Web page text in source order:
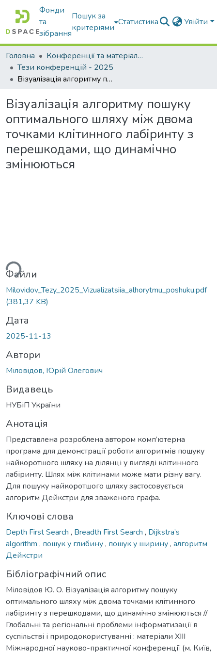
Фонди
та
зібрання
Пошук за
критеріями
Статистика Увійти
Головна
Конференції та матеріали конференцій
Тези конференцій - 2025
Візуалізація алгоритму пошуку оптимального шляху між двома точками клітинного лабіринту з перешкодами, що динамічно змінюються
Візуалізація алгоритму пошуку
оптимального шляху між двома
точками клітинного лабіринту з
перешкодами, що динамічно
змінюються
Файли
Milovidov_Tezy_2025_Vizualizatsiia_alhorytmu_poshuku.pdf
(381,37 KB)
Дата
2025-11-13
Автори
Міловідов, Юрій Олегович
Видавець
НУБіП України
Анотація
Представлена розроблена автором комп’ютерна
програма для демонстрації роботи алгоритмів пошуку
найкоротшого шляху на ділянці у вигляді клітинного
лабіринту. Шлях між клітинами може мати різну вагу.
Для пошуку найкоротшого шляху застосовується
алгоритм Дейкстри для зваженого графа.
Ключові слова
Depth First Search , Breadth First Search , Dijkstra’s
algorithm , пошук у глибину, пошук у ширину, алгоритм
Дейкстри
Бібліографічний опис
Міловідов Ю. О. Візуалізація алгоритму пошуку
оптимального шляху між двома точками клітинного
лабіринту з перешкодами, що динамічно змінюються //
Глобальні та регіональні проблеми інформатизації в
суспільстві і природокористуванні : матеріали XIІІ
Міжнародної науково-практичної конференції (м. Київ,